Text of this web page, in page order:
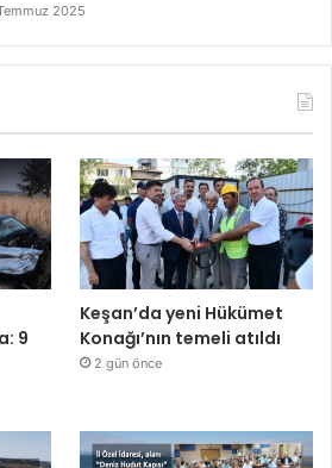
2025
9
Keşan’da yeni Hükümet
Konağı’nın temeli atıldı
2 gün önce